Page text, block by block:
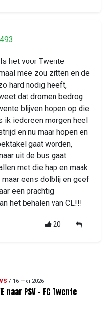
het voor Twente
mee zou zitten en de
hard nodig heeft,
dat dromen bedrog
blijven hopen op die
ik iedereen morgen heel
en nu maar hopen en
gaat worden,
uit de bus gaat
met die hap en maak
eens dolblij en geef
een prachtig
het behalen van CL!!!
20
/ 16 mei 2026
naar PSV - FC Twente